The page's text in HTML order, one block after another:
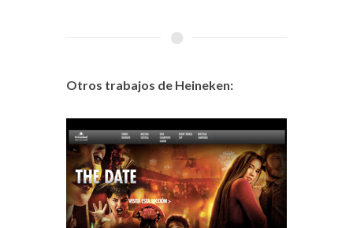
Otros trabajos de Heineken: